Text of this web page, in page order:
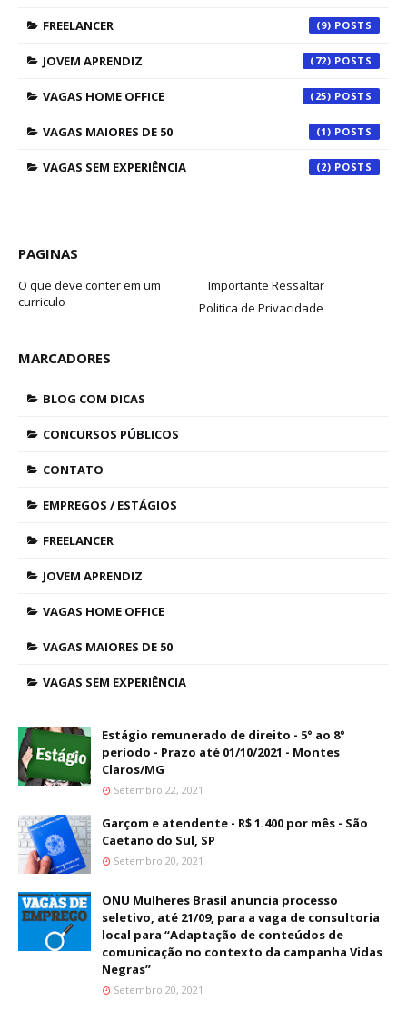
FREELANCER (9)
JOVEM APRENDIZ (72)
VAGAS HOME OFFICE (25)
VAGAS MAIORES DE 50 (1)
VAGAS SEM EXPERIÊNCIA (2)
PAGINAS
O que deve conter em um
curriculo
Importante Ressaltar
Politica de Privacidade
MARCADORES
BLOG COM DICAS
CONCURSOS PÚBLICOS
CONTATO
EMPREGOS / ESTÁGIOS
FREELANCER
JOVEM APRENDIZ
VAGAS HOME OFFICE
VAGAS MAIORES DE 50
VAGAS SEM EXPERIÊNCIA
Estágio remunerado de direito - 5° ao 8°
período - Prazo até 01/10/2021 - Montes
Claros/MG
Setembro 22, 2021
Garçom e atendente - R$ 1.400 por mês - São
Caetano do Sul, SP
Setembro 20, 2021
ONU Mulheres Brasil anuncia processo
seletivo, até 21/09, para a vaga de consultoria
local para “Adaptação de conteúdos de
comunicação no contexto da campanha Vidas
Negras”
Setembro 20, 2021